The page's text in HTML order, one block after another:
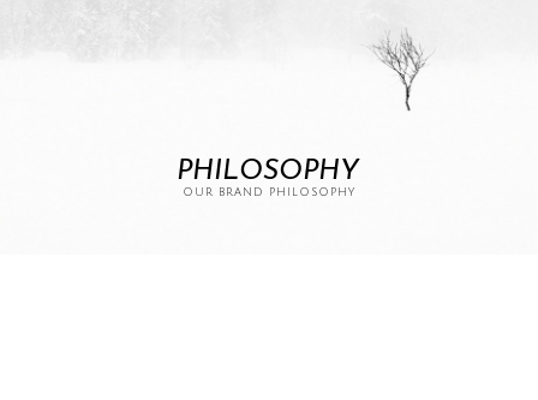
PHILOSOPHY
OUR BRAND PHILOSOPHY